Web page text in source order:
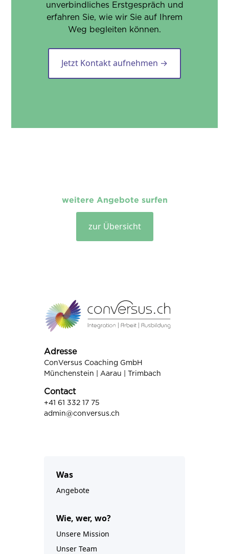
unverbindliches Erstgespräch und
erfahren Sie, wie wir Sie auf Ihrem
Weg begleiten können.
Jetzt Kontakt aufnehmen →
weitere Angebote surfen
zur Übersicht
Adresse
ConVersus Coaching GmbH
Münchenstein | Aarau | Trimbach
Contact
+41 61 332 17 75
admin@conversus.ch
Was
Angebote
Wie, wer, wo?
Unsere Mission
Unser Team